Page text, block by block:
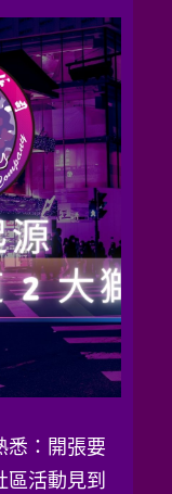
悉：開張要
區活動見到